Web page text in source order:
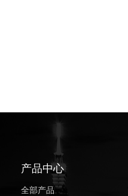
产品中心
全部产品